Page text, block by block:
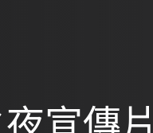
宣傳